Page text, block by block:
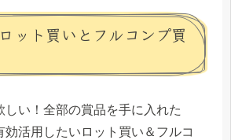
ット買いとフルコンプ買
しい！全部の賞品を手に入れた
効活用したいロット買い＆フルコ